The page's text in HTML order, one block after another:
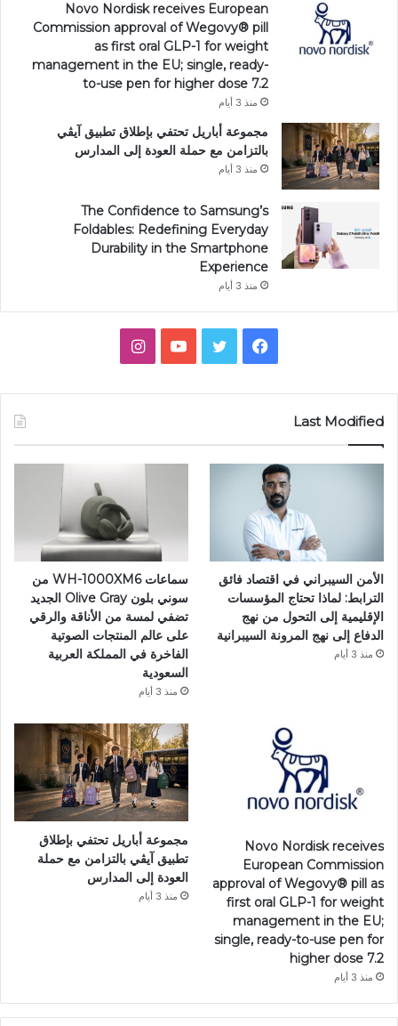
Novo Nordisk receives European
Commission approval of Wegovy®️ pill
as first oral GLP-1 for weight
management in the EU; single, ready-
to-use pen for higher dose 7.2
منذ 3 أيام
مجموعة أباريل تحتفي بإطلاق تطبيق آيڤي
بالتزامن مع حملة العودة إلى المدارس
منذ 3 أيام
The Confidence to Samsung’s
Foldables: Redefining Everyday
Durability in the Smartphone
Experience
منذ 3 أيام
فيسبوك تويتر يوتيوبانستقرام
Last Modified
الأمن السيبراني في اقتصاد فائق
الترابط: لماذا تحتاج المؤسسات
الإقليمية إلى التحول من نهج
الدفاع إلى نهج المرونة السيبرانية
منذ 3 أيام
سماعات WH-1000XM6 من
سوني بلون Olive Gray الجديد
تضفي لمسة من الأناقة والرقي
على عالم المنتجات الصوتية
الفاخرة في المملكة العربية
السعودية
منذ 3 أيام
Novo Nordisk receives
European Commission
approval of Wegovy®️ pill as
first oral GLP-1 for weight
management in the EU;
single, ready-to-use pen for
higher dose 7.2
منذ 3 أيام
مجموعة أباريل تحتفي بإطلاق
تطبيق آيڤي بالتزامن مع حملة
العودة إلى المدارس
منذ 3 أيام